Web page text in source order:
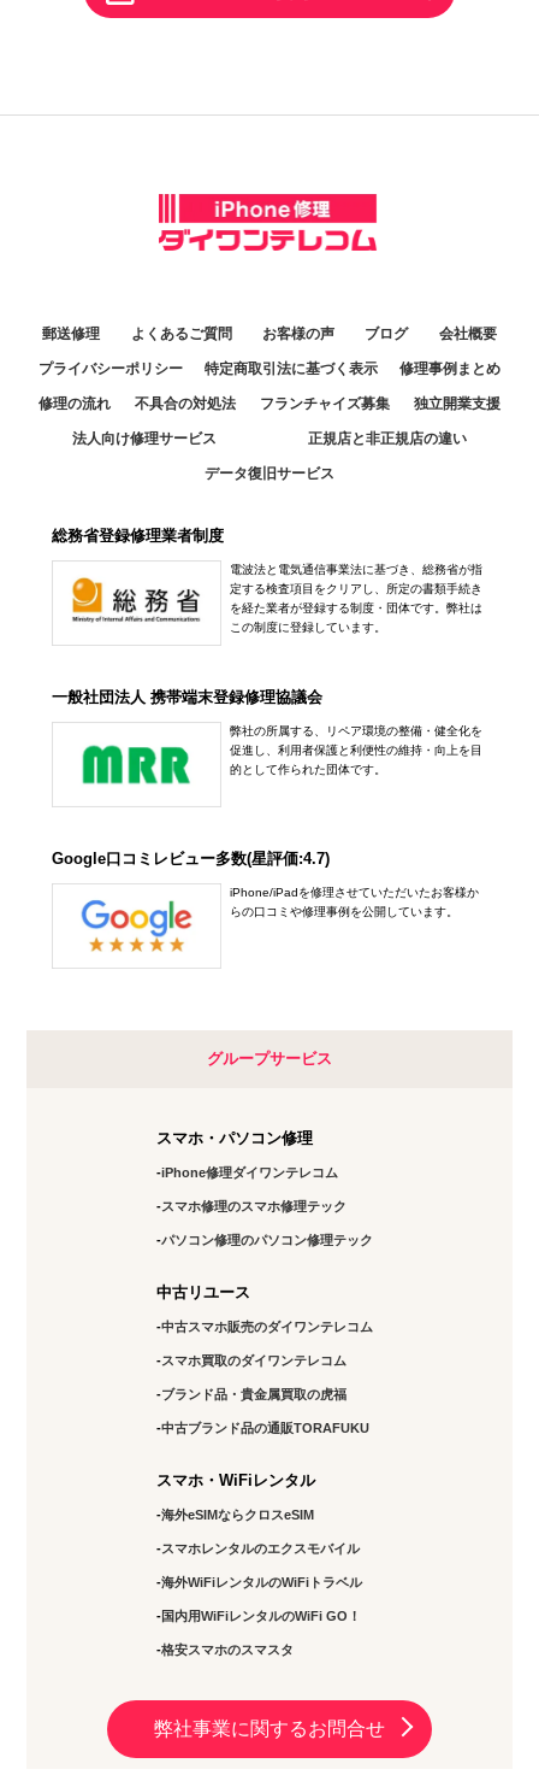
郵送修理 よくあるご質問 お客様の声 ブログ 会社概要
プライバシーポリシー 特定商取引法に基づく表示 修理事例まとめ
修理の流れ 不具合の対処法 フランチャイズ募集 独立開業支援
法人向け修理サービス 正規店と非正規店の違い
データ復旧サービス
総務省登録修理業者制度
電波法と電気通信事業法に基づき、総務省が指
定する検査項目をクリアし、所定の書類手続き
を経た業者が登録する制度・団体です。弊社は
この制度に登録しています。
一般社団法人 携帯端末登録修理協議会
弊社の所属する、リペア環境の整備・健全化を
促進し、利用者保護と利便性の維持・向上を目
的として作られた団体です。
Google口コミレビュー多数(星評価:4.7)
iPhone/iPadを修理させていただいたお客様か
らの口コミや修理事例を公開しています。
グループサービス
スマホ・パソコン修理
iPhone修理ダイワンテレコム
スマホ修理のスマホ修理テック
パソコン修理のパソコン修理テック
中古リユース
中古スマホ販売のダイワンテレコム
スマホ買取のダイワンテレコム
ブランド品・貴金属買取の虎福
中古ブランド品の通販TORAFUKU
スマホ・WiFiレンタル
海外eSIMならクロスeSIM
スマホレンタルのエクスモバイル
海外WiFiレンタルのWiFiトラベル
国内用WiFiレンタルのWiFi GO！
格安スマホのスマスタ
弊社事業に関するお問合せ